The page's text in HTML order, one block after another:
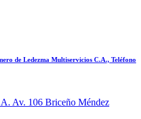
de Ledezma Multiservicios C.A., Teléfono
Av. 106 Briceño Méndez